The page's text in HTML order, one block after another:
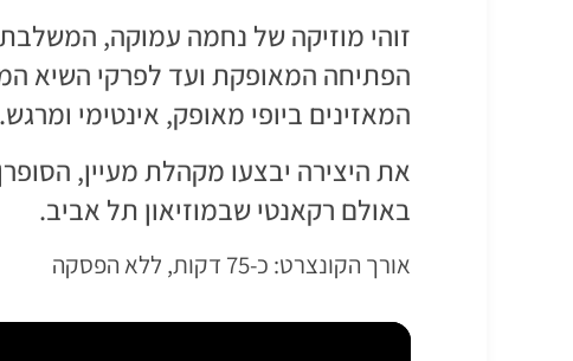
זוהי מוזיקה של נחמה עמוקה, המשלבת
המאזינים ביופי מאופק, אינטימי ומרגש.
את היצירה יבצעו מקהלת מעיין,
באולם רקאנטי שבמוזיאון תל אביב.
אורך הקונצרט: כ-75 דקות, ללא הפסקה